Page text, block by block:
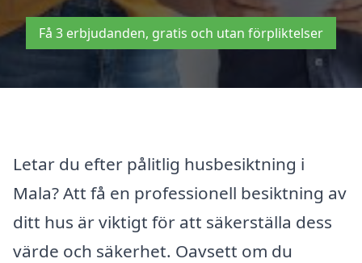
Få 3 erbjudanden, gratis och utan förpliktelser
Letar du efter pålitlig husbesiktning i
Mala? Att få en professionell besiktning av
ditt hus är viktigt för att säkerställa dess
värde och säkerhet. Oavsett om du